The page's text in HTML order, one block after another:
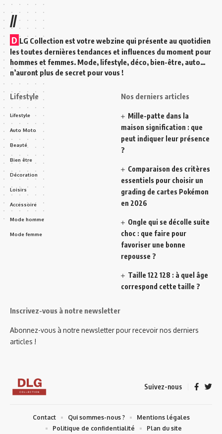
//
D LG Collection est votre webzine qui présente au quotidien
les toutes dernières tendances et influences du moment pour
hommes et femmes. Mode, lifestyle, déco, bien-être, auto…
n’auront plus de secret pour vous !
Lifestyle
Lifestyle
Auto Moto
Beauté
Bien être
Décoration
Loisirs
Accessoire
Mode homme
Mode femme
Nos derniers articles
Mille-patte dans la
maison signification : que
peut indiquer leur présence
?
Comparaison des critères
essentiels pour choisir un
grading de cartes Pokémon
en 2026
Ongle qui se décolle suite
choc : que faire pour
favoriser une bonne
repousse ?
Taille 122 128 : à quel âge
correspond cette taille ?
Inscrivez-vous à notre newsletter
Abonnez-vous à notre newsletter pour recevoir nos derniers
articles !
Suivez-nous
Contact Qui sommes-nous ?
Mentions légales
Politique de confidentialité
Plan du site